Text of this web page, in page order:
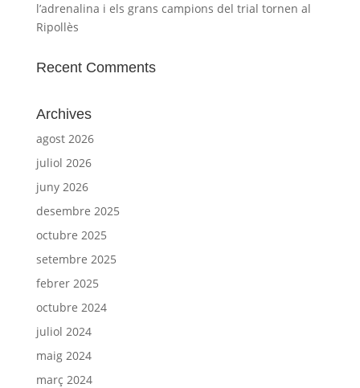
l’adrenalina i els grans campions del trial tornen al
Ripollès
Recent Comments
Archives
agost 2026
juliol 2026
juny 2026
desembre 2025
octubre 2025
setembre 2025
febrer 2025
octubre 2024
juliol 2024
maig 2024
març 2024